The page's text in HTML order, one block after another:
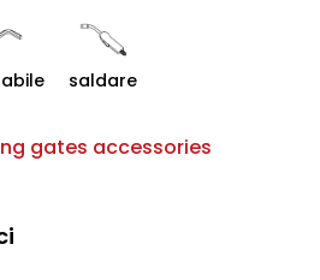
saldare
gates accessories